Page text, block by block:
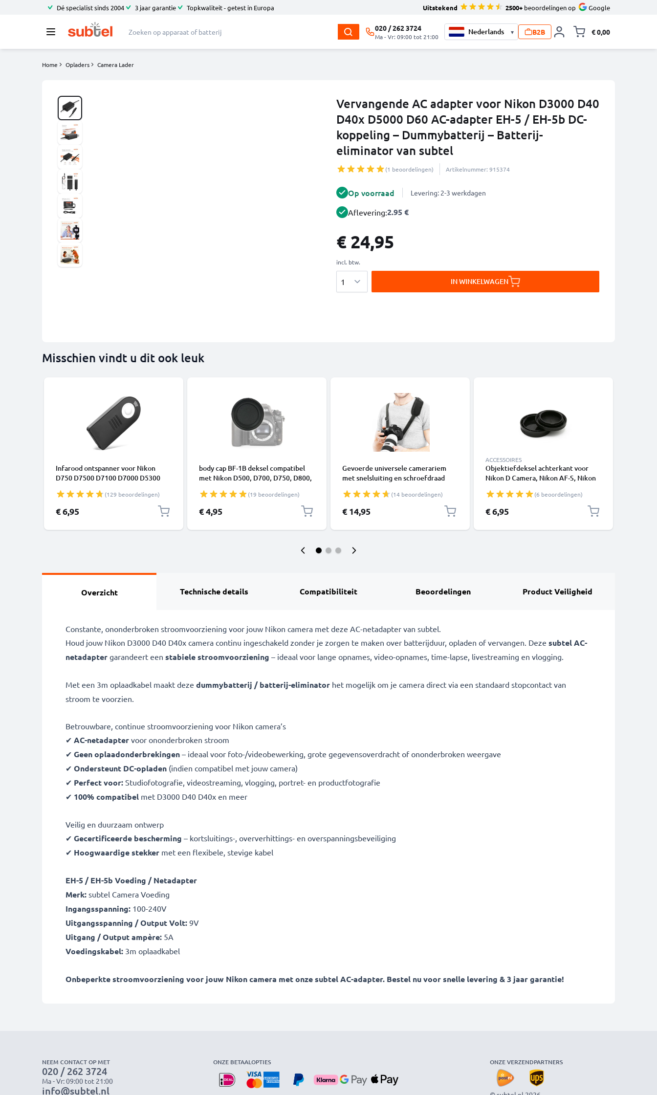
Dé specialist sinds 2004 3 jaar garantie Topkwaliteit - getest in Europa Uitstekend 2500+ beoordelingen op Google
020 / 262 3724
Ma - Vr: 09:00 tot 21:00
▾ B2B € 0,00
Home Opladers Camera Lader
Vervangende AC adapter voor Nikon D3000 D40
D40x D5000 D60 AC-adapter EH-5 / EH-5b DC-
koppeling – Dummybatterij – Batterij-
eliminator van subtel
(1 beoordelingen) Artikelnummer: 915374
Op voorraad Levering: 2-3 werkdagen
Aflevering:2.95 €
€ 24,95
incl. btw.
IN WINKELWAGEN
Misschien vindt u dit ook leuk
Infarood ontspanner voor Nikon
D750 D7500 D7100 D7000 D5300
D3000 D90 / Coolpix A P7800 ML-L3
Draadloos infrarood Camera
Afstandsbediening van CELLONIC
(129 beoordelingen)
€ 6,95
body cap BF-1B deksel compatibel
met Nikon D500, D700, D750, D800,
S AF-P A bajonet systeem - objectief
deksel
(19 beoordelingen)
€ 4,95
Gevoerde universele camerariem
met snelsluiting en schroefdraad
draagriem gevoerd en 1/4" inch
schroef nekriem schouderband
camerastrap
(14 beoordelingen)
€ 14,95
ACCESSOIRES
Objektiefdeksel achterkant voor
Nikon D Camera, Nikon AF-S, Nikon
Beschermkap Nikon F Mount (AF-S,
AF-P, AI)
(6 beoordelingen)
€ 6,95
Overzicht Technische details Compatibiliteit Beoordelingen Product Veiligheid
Constante, ononderbroken stroomvoorziening voor jouw Nikon camera met deze AC-netadapter van subtel.
Houd jouw Nikon D3000 D40 D40x camera continu ingeschakeld zonder je zorgen te maken over batterijduur, opladen of vervangen. Deze subtel AC-
netadapter garandeert een stabiele stroomvoorziening – ideaal voor lange opnames, video-opnames, time-lapse, livestreaming en vlogging.
Met een 3m oplaadkabel maakt deze dummybatterij / batterij-eliminator het mogelijk om je camera direct via een standaard stopcontact van
stroom te voorzien.
Betrouwbare, continue stroomvoorziening voor Nikon camera’s
✔ AC-netadapter voor ononderbroken stroom
✔ Geen oplaadonderbrekingen – ideaal voor foto-/videobewerking, grote gegevensoverdracht of ononderbroken weergave
✔ Ondersteunt DC-opladen (indien compatibel met jouw camera)
✔ Perfect voor: Studiofotografie, videostreaming, vlogging, portret- en productfotografie
✔ 100% compatibel met D3000 D40 D40x en meer
Veilig en duurzaam ontwerp
✔ Gecertificeerde bescherming – kortsluitings-, oververhittings- en overspanningsbeveiliging
✔ Hoogwaardige stekker met een flexibele, stevige kabel
EH-5 / EH-5b Voeding / Netadapter
Merk: subtel Camera Voeding
Ingangsspanning: 100-240V
Uitgangsspanning / Output Volt: 9V
Uitgang / Output ampère: 5A
Voedingskabel: 3m oplaadkabel
Onbeperkte stroomvoorziening voor jouw Nikon camera met onze subtel AC-adapter. Bestel nu voor snelle levering & 3 jaar garantie!
NEEM CONTACT OP MET
020 / 262 3724
Ma - Vr: 09:00 tot 21:00
info@subtel.nl
ONZE BETAALOPTIES ONZE VERZENDPARTNERS